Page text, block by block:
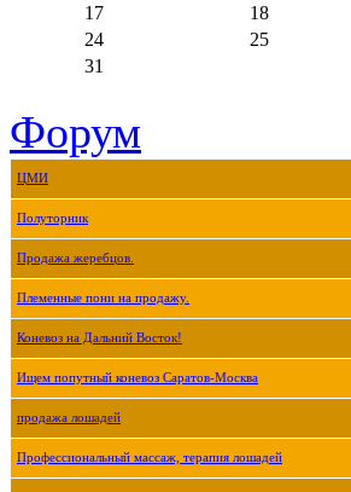
17
18
24
25
31
Форум
ЦМИ
Полуторник
Продажа жеребцов.
Племенные пони на продажу.
Коневоз на Дальний Восток!
Ищем попутный коневоз Саратов-Москва
продажа лошадей
Профессиональный массаж, терапия лошадей